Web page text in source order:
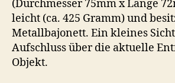
(Durchmesser 75mm x Länge
leicht (ca. 425 Gramm) und
Metallbajonett. Ein kleines
Aufschluss über die aktuelle
Objekt.